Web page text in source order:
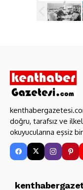
doğru, tarafsız ve
okuyucularına eşsiz